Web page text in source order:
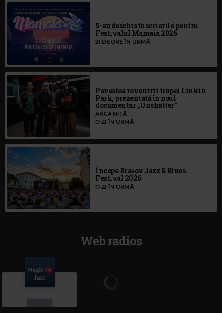
S-au deschis înscrierile pentru
Festivalul Mamaia 2026
21 DE ORE ÎN URMĂ
Povestea revenirii trupei Linkin
Park, prezentată în noul
documentar „Unshatter”
ANCA NIȚĂ
O ZI ÎN URMĂ
Începe Brașov Jazz & Blues
Festival 2026
O ZI ÎN URMĂ
Web radios